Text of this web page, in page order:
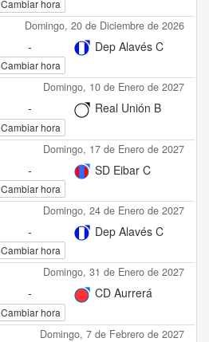
Cambiar hora
Domingo, 20 de Diciembre de 2026
- Dep Alavés C
Cambiar hora
Domingo, 10 de Enero de 2027
- Real Unión B
Cambiar hora
Domingo, 17 de Enero de 2027
- SD Eibar C
Cambiar hora
Domingo, 24 de Enero de 2027
- Dep Alavés C
Cambiar hora
Domingo, 31 de Enero de 2027
- CD Aurrerá
Cambiar hora
Domingo, 7 de Febrero de 2027